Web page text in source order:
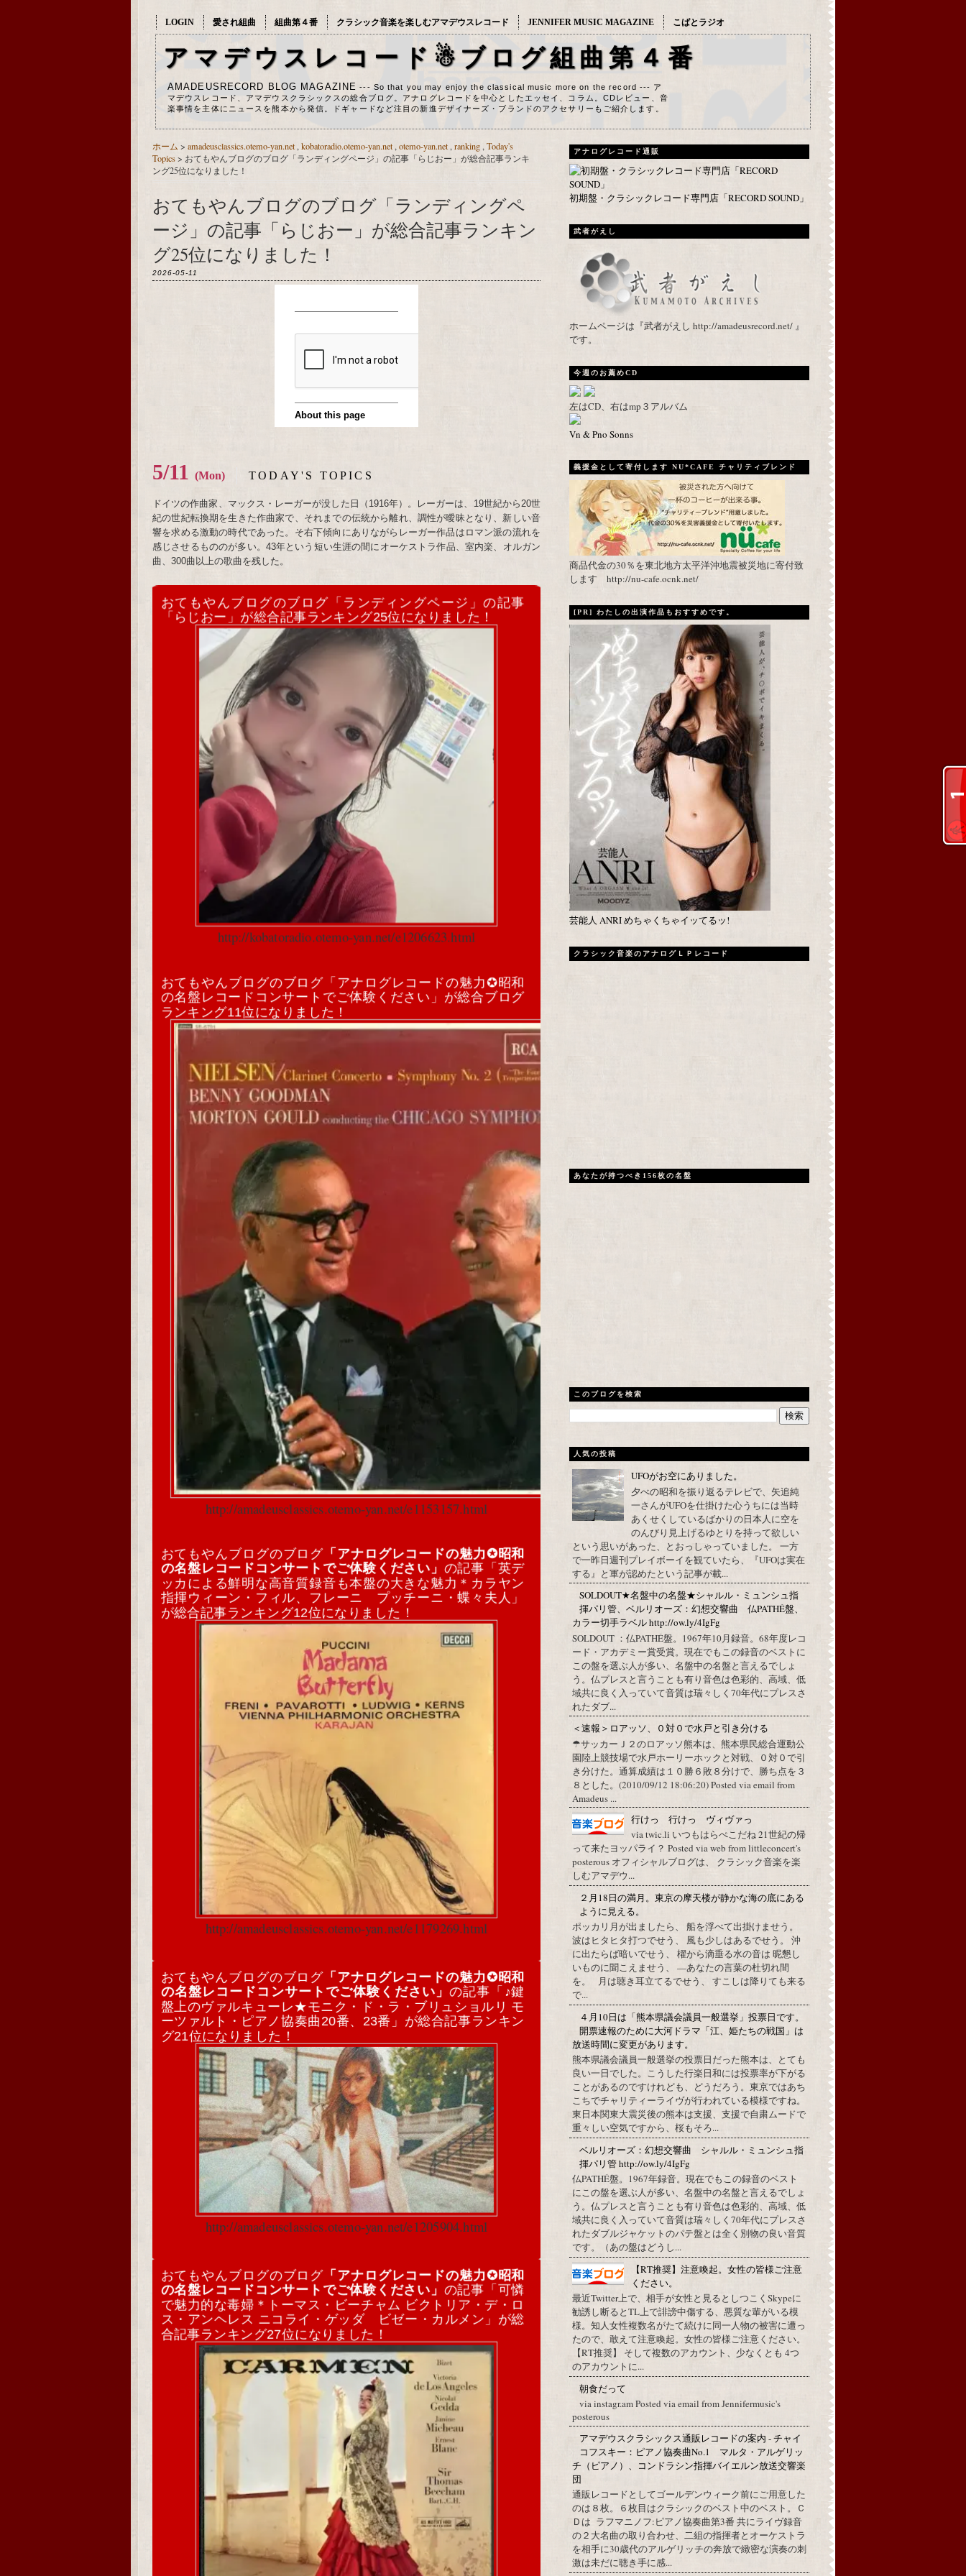
LOGIN 愛され組曲 組曲第４番 クラシック音楽を楽しむアマデウスレコード JENNIFER MUSIC MAGAZINE こばとラジオ
アマデウスレコード☃ブログ組曲第４番
AMADEUSRECORD BLOG MAGAZINE --- So that you may enjoy the classical music more on the record --- ア
マデウスレコード、アマデウスクラシックスの総合ブログ。アナログレコードを中心としたエッセイ、コラム。CDレビュー、音
楽事情を主体にニュースを熊本から発信。ドギャードなど注目の新進デザイナーズ・ブランドのアクセサリーもご紹介します。
ホーム > amadeusclassics.otemo-yan.net , kobatoradio.otemo-yan.net , otemo-yan.net , ranking , Today's
Topics> おてもやんブログのブログ「ランディングページ」の記事「らじおー」が総合記事ランキ
ング25位になりました！
おてもやんブログのブログ「ランディングペ
ージ」の記事「らじおー」が総合記事ランキン
グ25位になりました！
2026-05-11
5/11 (Mon) TODAY'S TOPICS
ドイツの作曲家、マックス・レーガーが没した日（1916年）。レーガーは、19世紀から20世
紀の世紀転換期を生きた作曲家で、それまでの伝統から離れ、調性が曖昧となり、新しい音
響を求める激動の時代であった。そ右下傾向にありながらレーガー作品はロマン派の流れを
感じさせるもののが多い。43年という短い生涯の間にオーケストラ作品、室内楽、オルガン
曲、300曲以上の歌曲を残した。
おてもやんブログのブログ「ランディングページ」の記事
「らじおー」が総合記事ランキング25位になりました！
http://kobatoradio.otemo-yan.net/e1206623.html
おてもやんブログのブログ「アナログレコードの魅力✪昭和
の名盤レコードコンサートでご体験ください」が総合ブログ
ランキング11位になりました！
http://amadeusclassics.otemo-yan.net/e1153157.html
おてもやんブログのブログ 「アナログレコードの魅力✪昭和
の名盤レコードコンサートでご体験ください」 の記事「英デ
ッカによる鮮明な高音質録音も本盤の大きな魅力＊カラヤン
指揮ウィーン・フィル、フレーニ プッチーニ・蝶々夫人」
が総合記事ランキング12位になりました！
http://amadeusclassics.otemo-yan.net/e1179269.html
おてもやんブログのブログ 「アナログレコードの魅力✪昭和
の名盤レコードコンサートでご体験ください」の記事「♪鍵
盤上のヴァルキューレ★モニク・ド・ラ・ブリュショルリ モ
ーツァルト・ピアノ協奏曲20番、23番」が総合記事ランキン
グ21位になりました！
http://amadeusclassics.otemo-yan.net/e1205904.html
おてもやんブログのブログ 「アナログレコードの魅力✪昭和
の名盤レコードコンサートでご体験ください」 の記事「可憐
で魅力的な毒婦＊トーマス・ビーチャム ビクトリア・デ・ロ
ス・アンヘレス ニコライ・ゲッダ ビゼー・カルメン」が総
合記事ランキング27位になりました！
アナログレコード通販
初期盤・クラシックレコード専門店「RECORD SOUND」
武者がえし
ホームページは『武者がえし http://amadeusrecord.net/ 』
です。
今週のお薦めCD
左はCD、右はmp３アルバム
Vn & Pno Sonns
義援金として寄付します NU*CAFE チャリティブレンド
商品代金の30％を東北地方太平洋沖地震被災地に寄付致
します http://nu-cafe.ocnk.net/
[PR] わたしの出演作品もおすすめです。
芸能人 ANRI めちゃくちゃイッてるッ!
クラシック音楽のアナログＬＰレコード
あなたが持つべき156枚の名盤
このブログを検索
人気の投稿
UFOがお空にありました。
夕べの昭和を振り返るテレビで、矢追純
一さんがUFOを仕掛けた心うちには当時
あくせくしているばかりの日本人に空を
のんびり見上げるゆとりを持って欲しい
という思いがあった、とおっしゃっていました。 一方
で一昨日週刊プレイボーイを観ていたら、『UFOは実在
する』と軍が認めたという記事が載...
SOLDOUT★名盤中の名盤★シャルル・ミュンシュ指
揮パリ管、ベルリオーズ：幻想交響曲 仏PATHÉ盤、
カラー切手ラベル http://ow.ly/4IgFg
SOLDOUT ：仏PATHÉ盤。1967年10月録音。68年度レコ
ード・アカデミー賞受賞。現在でもこの録音のベストに
この盤を選ぶ人が多い、名盤中の名盤と言えるでしょ
う。仏プレスと言うことも有り音色は色彩的、高域、低
域共に良く入っていて音質は瑞々しく70年代にプレスさ
れたダブ...
＜速報＞ロアッソ、０対０で水戸と引き分ける
☂サッカーＪ２のロアッソ熊本は、熊本県民総合運動公
園陸上競技場で水戸ホーリーホックと対戦、０対０で引
き分けた。通算成績は１０勝６敗８分けで、勝ち点を３
８とした。(2010/09/12 18:06:20) Posted via email from
Amadeus ...
行けっ 行けっ ヴィヴァっ
via twic.li いつもはらぺこだね 21世紀の帰
って来たヨッパライ？ Posted via web from littleconcert's
posterous オフィシャルブログは、 クラシック音楽を楽
しむアマデウ...
２月18日の満月。東京の摩天楼が静かな海の底にある
ように見える。
ポッカリ月が出ましたら、 船を浮べて出掛けませう。
波はヒタヒタ打つでせう、 風も少しはあるでせう。 沖
に出たらば暗いでせう、 櫂から滴垂る水の音は 昵懇し
いものに聞こえませう、 —あなたの言葉の杜切れ間
を。 月は聴き耳立てるでせう、 すこしは降りても来る
で...
４月10日は「熊本県議会議員一般選挙」投票日です。
開票速報のために大河ドラマ「江、姫たちの戦国」は
放送時間に変更があります。
熊本県議会議員一般選挙の投票日だった熊本は、とても
良い一日でした。こうした行楽日和には投票率が下がる
ことがあるのですけれども、どうだろう。東京ではあち
こちでチャリティーライヴが行われている模様ですね。
東日本関東大震災後の熊本は支援、支援で自粛ムードで
重々しい空気ですから、桜もそろ...
ベルリオーズ：幻想交響曲 シャルル・ミュンシュ指
揮パリ管 http://ow.ly/4IgFg
仏PATHÉ盤。1967年録音。現在でもこの録音のベスト
にこの盤を選ぶ人が多い、名盤中の名盤と言えるでしょ
う。仏プレスと言うことも有り音色は色彩的、高域、低
域共に良く入っていて音質は瑞々しく70年代にプレスさ
れたダブルジャケットのパテ盤とは全く別物の良い音質
です。（あの盤はどうし...
【RT推奨】注意喚起。女性の皆様ご注意
ください。
最近Twitter上で、相手が女性と見るとしつこくSkypeに
勧誘し断るとTL上で誹謗中傷する、悪質な輩がいる模
様。知人女性複数名がたて続けに同一人物の被害に遭っ
たので、敢えて注意喚起。女性の皆様ご注意ください。
【RT推奨】 そして複数のアカウント、少なくとも 4つ
のアカウントに...
朝食だって
via instagr.am Posted via email from Jennifermusic's
posterous
アマデウスクラシックス通販レコードの案内 - チャイ
コフスキー：ピアノ協奏曲No.1 マルタ・アルゲリッ
チ（ピアノ）、コンドラシン指揮バイエルン放送交響楽
団
通販レコードとしてゴールデンウィーク前にご用意した
のは８枚。６枚目はクラシックのベスト中のベスト。Ｃ
Ｄは ラフマニノフ:ピアノ協奏曲第3番 共にライヴ録音
の２大名曲の取り合わせ、二組の指揮者とオーケストラ
を相手に30歳代のアルゲリッチの奔放で緻密な演奏の刺
激は未だに聴き手に感...